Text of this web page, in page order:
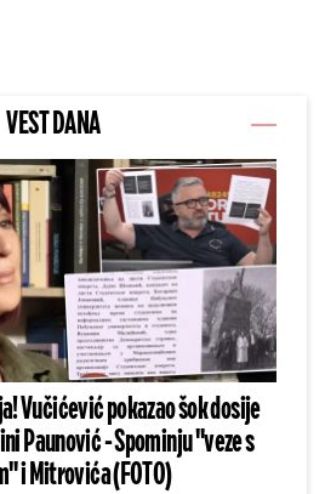
VEST DANA
Vučićević pokazao šok dosije
Paunović - Spominju "veze s
i Mitrovića (FOTO)